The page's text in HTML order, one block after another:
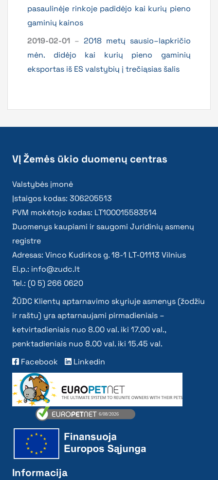
pasaulinėje rinkoje padidėjo kai kurių pieno
gaminių kainos
2019-02-01 – 2018 metų sausio–lapkričio
mėn. didėjo kai kurių pieno gaminių
eksportas iš ES valstybių į trečiąsias šalis
VĮ Žemės ūkio duomenų centras
Valstybės įmonė
Įstaigos kodas: 306205513
PVM mokėtojo kodas: LT100015583514
Duomenys kaupiami ir saugomi Juridinių asmenų
registre
Adresas: Vinco Kudirkos g. 18-1 LT-01113 Vilnius
El.p.: info@zudc.lt
Tel.: (0 5) 266 0620
ŽŪDC Klientų aptarnavimo skyriuje asmenys (žodžiu
ir raštu) yra aptarnaujami pirmadieniais –
ketvirtadieniais nuo 8.00 val. iki 17.00 val.,
penktadieniais nuo 8.00 val. iki 15.45 val.
Facebook
Linkedin
Informacija